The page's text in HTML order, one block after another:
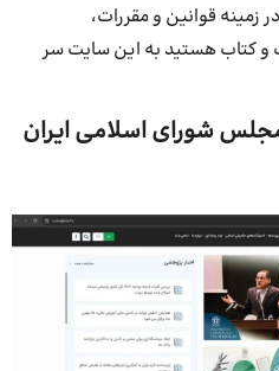
قوانین و مقررات،
و کتاب هستید به این سایت سر
شورای اسلامی ایران